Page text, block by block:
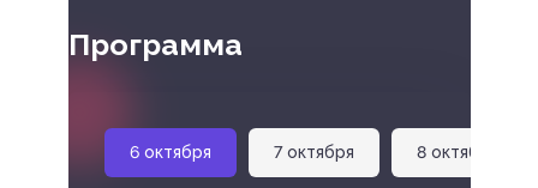
Программа
6 октября 7 октября 8 октября